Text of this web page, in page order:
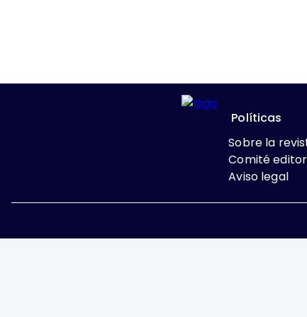
Políticas
Sobre la
Comité
Aviso legal